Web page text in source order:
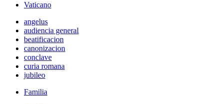
Vaticano
angelus
audiencia general
beatificacion
canonizacion
conclave
curia romana
jubileo
Familia